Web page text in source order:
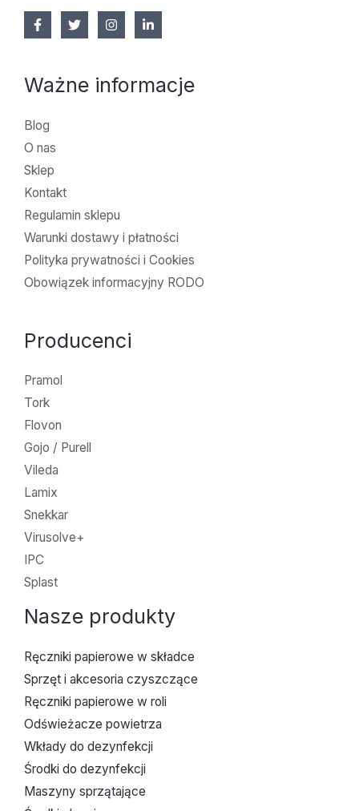
Ważne informacje
Blog
O nas
Sklep
Kontakt
Regulamin sklepu
Warunki dostawy i płatności
Polityka prywatności i Cookies
Obowiązek informacyjny RODO
Producenci
Pramol
Tork
Flovon
Gojo / Purell
Vileda
Lamix
Snekkar
Virusolve+
IPC
Splast
Nasze produkty
Ręczniki papierowe w składce
Sprzęt i akcesoria czyszczące
Ręczniki papierowe w roli
Odświeżacze powietrza
Wkłady do dezynfekcji
Środki do dezynfekcji
Maszyny sprzątające